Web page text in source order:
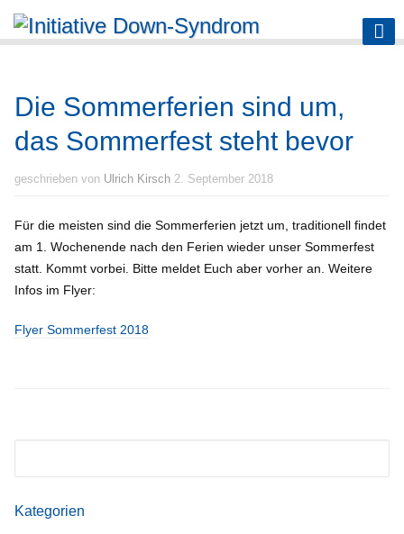
Die Sommerferien sind um,
das Sommerfest steht bevor
geschrieben von Ulrich Kirsch 2. September 2018
Für die meisten sind die Sommerferien jetzt um, traditionell findet
am 1. Wochenende nach den Ferien wieder unser Sommerfest
statt. Kommt vorbei. Bitte meldet Euch aber vorher an. Weitere
Infos im Flyer:
Flyer Sommerfest 2018
Kategorien